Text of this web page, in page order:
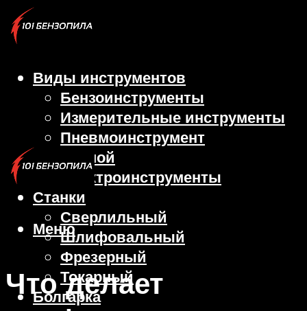
Виды инструментов
Бензоинструменты
Измерительные инструменты
Пневмоинструмент
Ручной
Электроинструменты
Станки
Сверлильный
Шлифовальный
Фрезерный
Токарный
Болгарка
Меню
Что делает